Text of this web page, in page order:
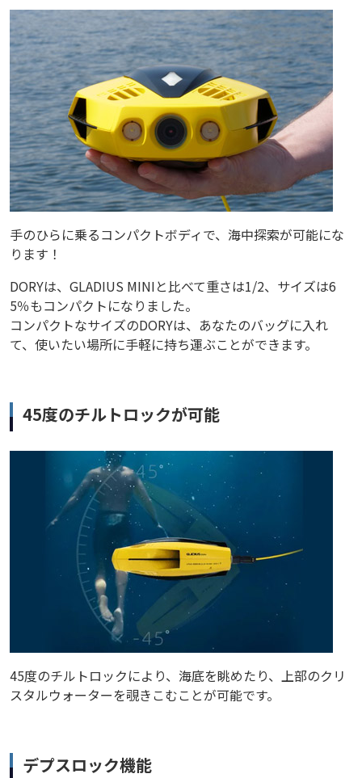
手のひらに乗るコンパクトボディで、海中探索が可能にな
ります！
DORYは、GLADIUS MINIと比べて重さは1/2、サイズは6
5％もコンパクトになりました。
コンパクトなサイズのDORYは、あなたのバッグに入れ
て、使いたい場所に手軽に持ち運ぶことができます。
45度のチルトロックが可能
45度のチルトロックにより、海底を眺めたり、上部のクリ
スタルウォーターを覗きこむことが可能です。
デプスロック機能